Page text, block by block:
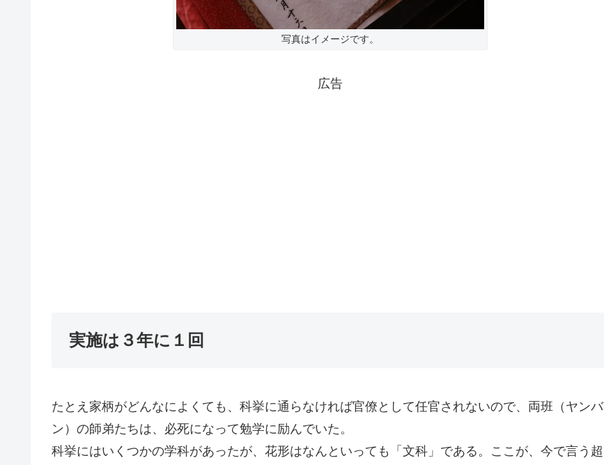
写真はイメージです。
広告
実施は３年に１回
たとえ家柄がどんなによくても、科挙に通らなければ官僚として任官されないので、両班（ヤンバ
ン）の師弟たちは、必死になって勉学に励んでいた。
科挙にはいくつかの学科があったが、花形はなんといっても「文科」である。ここが、今で言う超